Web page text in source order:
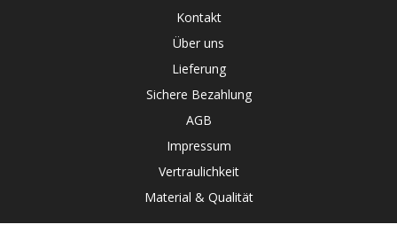
Kontakt
Über uns
Lieferung
Sichere Bezahlung
AGB
Impressum
Vertraulichkeit
Material & Qualität